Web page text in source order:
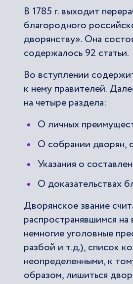
В 1785 г. выходит
благородного
дворянству». Она
содержалось 92 статьи.
Во вступлении
к нему правителей.
на четыре раздела:
О личных
О собрании дворян,
Указания о
О доказательствах
Дворянское звание
распространявшимся
немногие уголовные
разбой и т.д.), список
неопределенными, к
образом, лишиться